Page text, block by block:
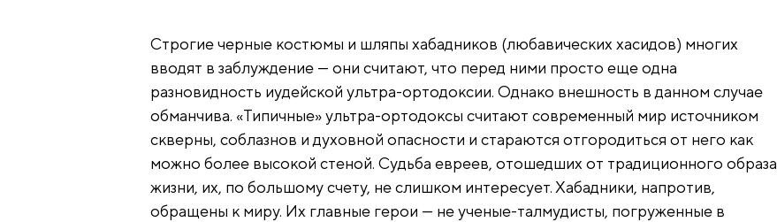
Строгие черные костюмы и шляпы хабадников (любавических хасидов) многих
вводят в заблуждение — они считают, что перед ними просто еще одна
разновидность иудейской ультра-ортодоксии. Однако внешность в данном случае
обманчива. «Типичные» ультра-ортодоксы считают современный мир источником
скверны, соблазнов и духовной опасности и стараются отгородиться от него как
можно более высокой стеной. Судьба евреев, отошедших от традиционного образа
жизни, их, по большому счету, не слишком интересует. Хабадники, напротив,
обращены к миру. Их главные герои — не ученые-талмудисты, погруженные в